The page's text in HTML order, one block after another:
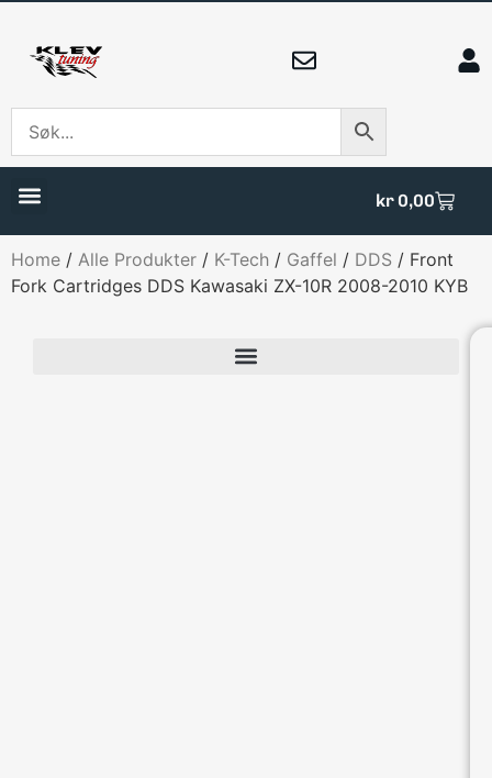
kr 0,00
Home / Alle Produkter / K-Tech / Gaffel / DDS / Front
Fork Cartridges DDS Kawasaki ZX-10R 2008-2010 KYB